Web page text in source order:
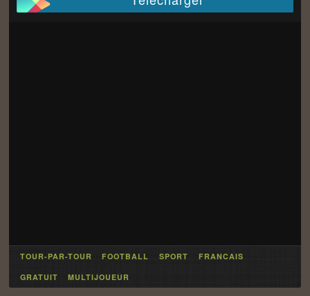
TOUR-PAR-TOUR FOOTBALL SPORT
FRANCAIS
GRATUIT
MULTIJOUEUR